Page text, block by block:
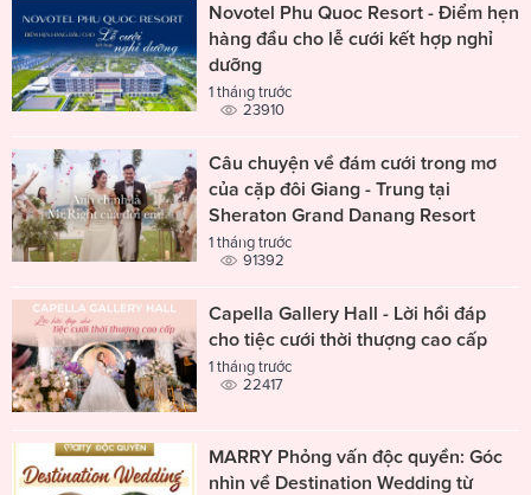
Novotel Phu Quoc Resort - Điểm hẹn
hàng đầu cho lễ cưới kết hợp nghỉ
dưỡng
1 tháng trước
23910
Câu chuyện về đám cưới trong mơ
của cặp đôi Giang - Trung tại
Sheraton Grand Danang Resort
1 tháng trước
91392
Capella Gallery Hall - Lời hồi đáp
cho tiệc cưới thời thượng cao cấp
1 tháng trước
22417
MARRY Phỏng vấn độc quyền: Góc
nhìn về Destination Wedding từ